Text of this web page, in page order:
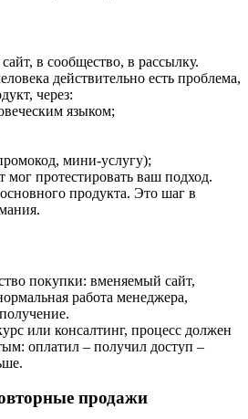
в сообщество, в рассылку.
действительно есть проблема,
через:
языком;
мини‑услугу);
мог протестировать ваш подход.
продукта. Это шаг в
покупки: вменяемый сайт,
работа менеджера,
или консалтинг, процесс должен
оплатил – получил доступ –
продажи